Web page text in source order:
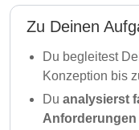
Zu Deinen
Du begleitest
Konzeption bis
Du analysierst
Anforderungen